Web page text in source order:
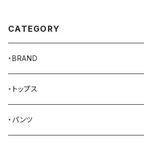
CATEGORY
・BRAND
AKER
Alden
・トップス
Tシャツ
・パンツ